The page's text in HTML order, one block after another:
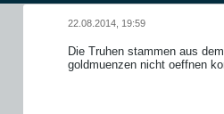
22.08.2014, 19:59
Die Truhen stammen aus
goldmuenzen nicht oeffnen